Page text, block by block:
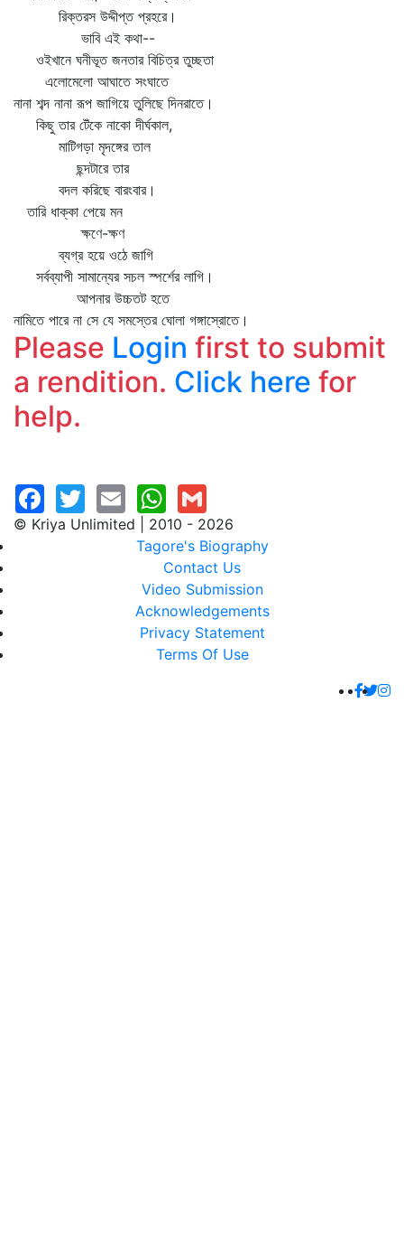
রিক্তরস উদ্দীপ্ত প্রহরে।
ভাবি এই কথা--
ওইখানে ঘনীভূত জনতার বিচিত্র তুচ্ছতা
এলোমেলো আঘাতে সংঘাতে
নানা শব্দ নানা রূপ জাগিয়ে তুলিছে দিনরাতে।
কিছু তার টেঁকে নাকো দীর্ঘকাল,
মাটিগড়া মৃদঙ্গের তাল
ছন্দটারে তার
বদল করিছে বারংবার।
তারি ধাক্কা পেয়ে মন
ক্ষণে-ক্ষণ
ব্যগ্র হয়ে ওঠে জাগি
সর্বব্যাপী সামান্যের সচল স্পর্শের লাগি।
আপনার উচ্চতট হতে
নামিতে পারে না সে যে সমস্তের ঘোলা গঙ্গাস্রোতে।
Please Login first to submit
a rendition. Click here for
help.
© Kriya Unlimited | 2010 - 2026
Tagore's Biography
Contact Us
Video Submission
Acknowledgements
Privacy Statement
Terms Of Use